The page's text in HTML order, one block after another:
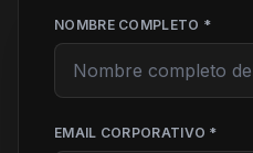
NOMBRE COMPLETO *
EMAIL CORPORATIVO *